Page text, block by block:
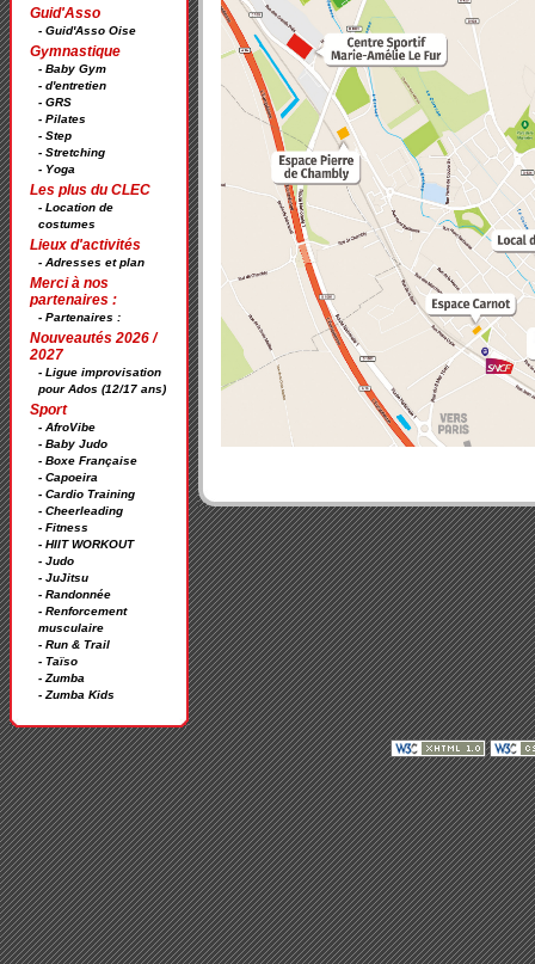
Guid'Asso
- Guid'Asso Oise
Gymnastique
- Baby Gym
- d'entretien
- GRS
- Pilates
- Step
- Stretching
- Yoga
Les plus du CLEC
- Location de
costumes
Lieux d'activités
- Adresses et plan
Merci à nos
partenaires :
- Partenaires :
Nouveautés 2026 /
2027
- Ligue improvisation
pour Ados (12/17 ans)
Sport
- AfroVibe
- Baby Judo
- Boxe Française
- Capoeira
- Cardio Training
- Cheerleading
- Fitness
- HIIT WORKOUT
- Judo
- JuJitsu
- Randonnée
- Renforcement
musculaire
- Run & Trail
- Taïso
- Zumba
- Zumba Kids